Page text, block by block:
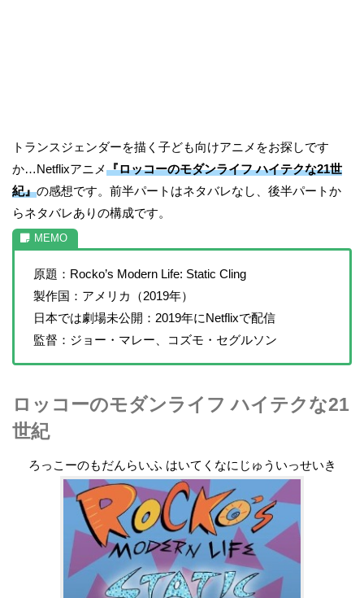
トランスジェンダーを描く子ども向けアニメをお探しです
か…Netflixアニメ『ロッコーのモダンライフ ハイテクな21世
紀』の感想です。前半パートはネタバレなし、後半パートか
らネタバレありの構成です。
原題：Rocko’s Modern Life: Static Cling
製作国：アメリカ（2019年）
日本では劇場未公開：2019年にNetflixで配信
監督：ジョー・マレー、コズモ・セグルソン
ロッコーのモダンライフ ハイテクな21
世紀
ろっこーのもだんらいふ はいてくなにじゅういっせいき